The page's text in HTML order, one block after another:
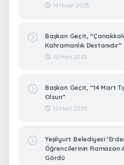
14 Nisan 2025
Başkan Geçit,
Kahramanlık Destanıdır”
16 Mart 2025
Başkan Geçit, “14 Mart
Olsun”
12 Mart 2025
Yeşilyurt Belediyesi
Öğrencilerinin Ramazan
Gördü